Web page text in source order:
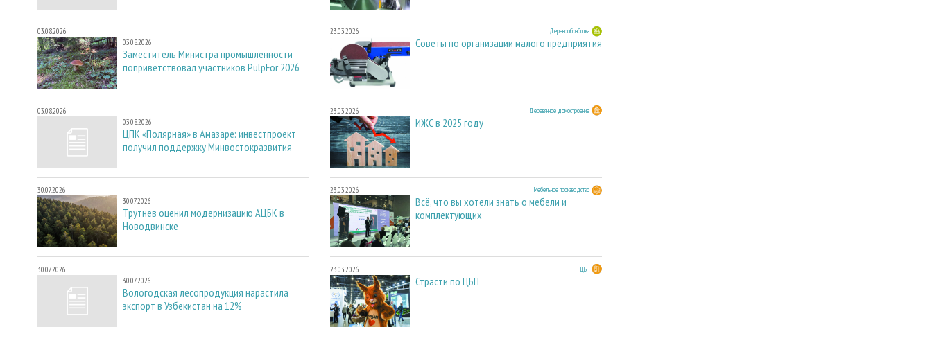
03.08.2026
03.08.2026
Заместитель Министра промышленности
поприветствовал участников PulpFor 2026
03.08.2026
03.08.2026
ЦПК «Полярная» в Амазаре: инвестпроект
получил поддержку Минвостокразвития
30.07.2026
30.07.2026
Трутнев оценил модернизацию АЦБК в
Новодвинске
30.07.2026
30.07.2026
Вологодская лесопродукция нарастила
экспорт в Узбекистан на 12%
23.03.2026 Деревообработка
Советы по организации малого предприятия
23.03.2026 Деревянное домостроение
ИЖС в 2025 году
23.03.2026 Мебельное производство
Всё, что вы хотели знать о мебели и
комплектующих
23.03.2026 ЦБП
Страсти по ЦБП